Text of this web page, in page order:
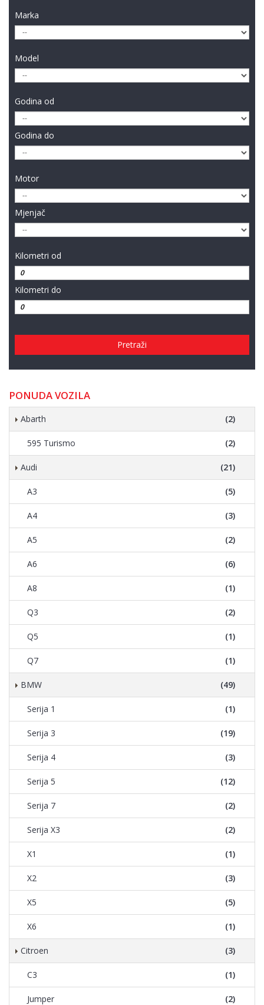
Marka
Model
Godina od
Godina do
Motor
Mjenjač
Kilometri od
Kilometri do
Pretraži
PONUDA VOZILA
Abarth (2)
595 Turismo (2)
Audi (21)
A3 (5)
A4 (3)
A5 (2)
A6 (6)
A8 (1)
Q3 (2)
Q5 (1)
Q7 (1)
BMW (49)
Serija 1 (1)
Serija 3 (19)
Serija 4 (3)
Serija 5 (12)
Serija 7 (2)
Serija X3 (2)
X1 (1)
X2 (3)
X5 (5)
X6 (1)
Citroen (3)
C3 (1)
Jumper (2)